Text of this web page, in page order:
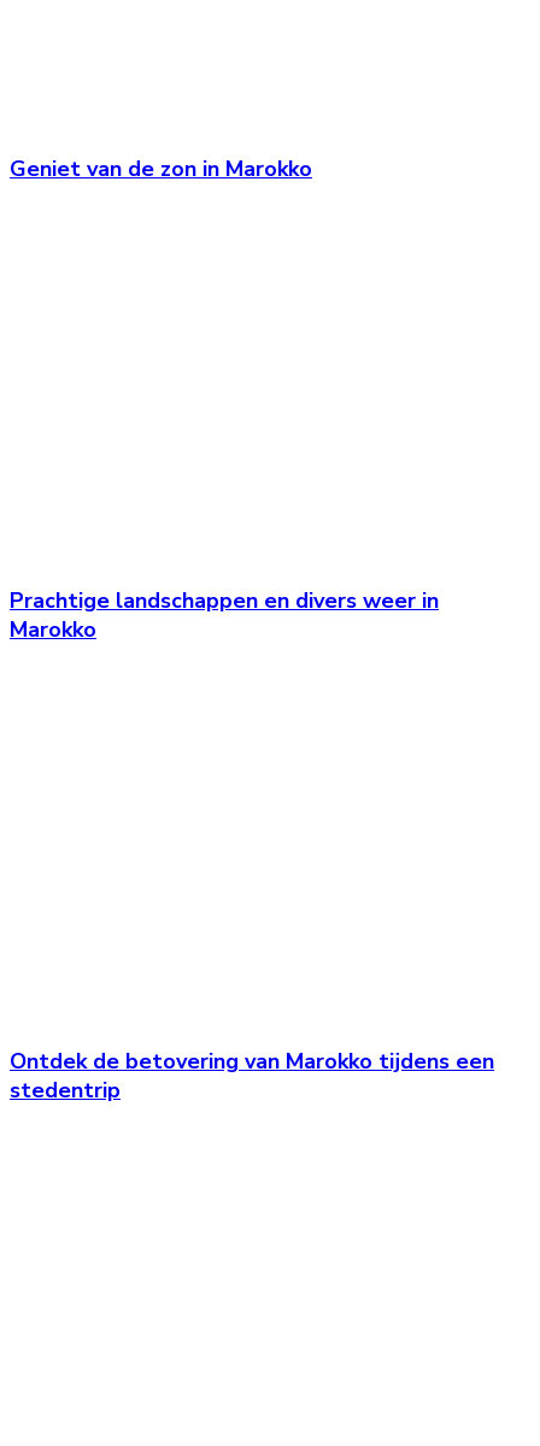
Geniet van de zon in Marokko
Prachtige landschappen en divers weer in
Marokko
Ontdek de betovering van Marokko tijdens een
stedentrip